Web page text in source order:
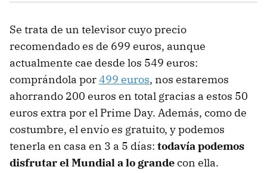
Se trata de un televisor cuyo precio
recomendado es de 699 euros, aunque
actualmente cae desde los 549 euros:
comprándola por499 euros, nos estaremos
ahorrando 200 euros en total gracias a estos 50
euros extra por el Prime Day. Además, como de
costumbre, el envío es gratuito, y podemos
tenerla en casa en 3 a 5 días: todavía podemos
disfrutar el Mundial a lo grandecon ella.